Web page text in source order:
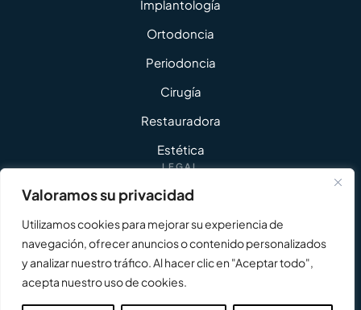
Valoramos su privacidad
Utilizamos cookies para mejorar su experiencia de
navegación, ofrecer anuncios o contenido personalizados
y analizar nuestro tráfico. Al hacer clic en "Aceptar todo",
acepta nuestro uso de cookies.
Implantología
Ortodoncia
Periodoncia
Cirugía
Restauradora
Estética
LEGAL
Política de Cookies
Accesibilidad